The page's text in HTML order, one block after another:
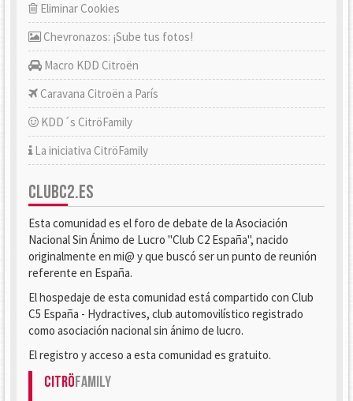
Eliminar Cookies
Chevronazos: ¡Sube tus fotos!
Macro KDD Citroën
Caravana Citroën a París
KDD´s CitröFamily
La iniciativa CitröFamily
CLUBC2.ES
Esta comunidad es el foro de debate de la Asociación
Nacional Sin Ánimo de Lucro "Club C2 España", nacido
originalmente en mi@ y que buscó ser un punto de reunión
referente en España.
El hospedaje de esta comunidad está compartido con Club
C5 España - Hydractives, club automovilístico registrado
como asociación nacional sin ánimo de lucro.
El registro y acceso a esta comunidad es gratuito.
CitröFamily